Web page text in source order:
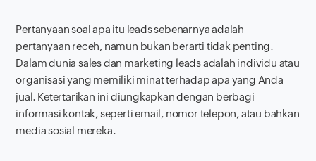
Pertanyaan soal apa itu leadssebenarnya adalah
pertanyaan receh, namun bukan berarti tidak penting.
Dalam dunia sales dan marketing leadsadalah individu atau
organisasi yang memiliki minat terhadap apa yang Anda
jual. Ketertarikan ini diungkapkan dengan berbagi
informasi kontak, seperti email, nomor telepon, atau bahkan
media sosial mereka.